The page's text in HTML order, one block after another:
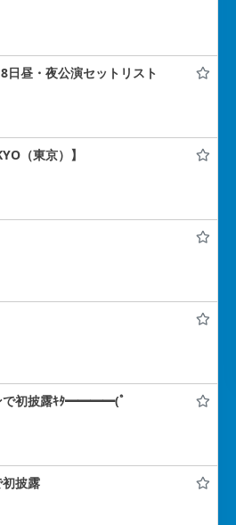
日昼・夜公演セットリスト
（東京）】
ンで初披露ｷﾀ━━━━(ﾟ
初披露